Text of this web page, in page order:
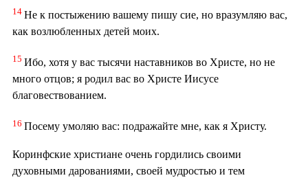
14 Не к постыжению вашему пишу сие, но вразумляю вас,
как возлюбленных детей моих.
15 Ибо, хотя у вас тысячи наставников во Христе, но не
много отцов; я родил вас во Христе Иисусе
благовествованием.
16 Посему умоляю вас: подражайте мне, как я Христу.
Коринфские христиане очень гордились своими
духовными дарованиями, своей мудростью и тем